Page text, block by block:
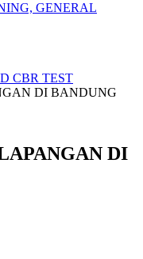
GENERAL
CBR TEST
DI BANDUNG
DI